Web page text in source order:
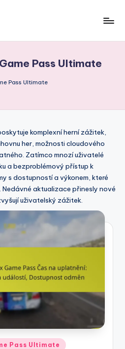
Pass Ultimate
Pass Ultimate
komplexní herní zážitek,
her, možnosti cloudového
Zatímco mnozí uživatelé
a bezproblémový přístup k
s dostupností a výkonem, které
aktualizace přinesly nové
uživatelský zážitek.
Pass Ultimate